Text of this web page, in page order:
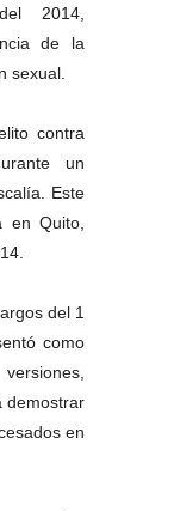
2014,
de la
sexual.
contra
un
Este
en Quito,
del 1
como
demostrar
en